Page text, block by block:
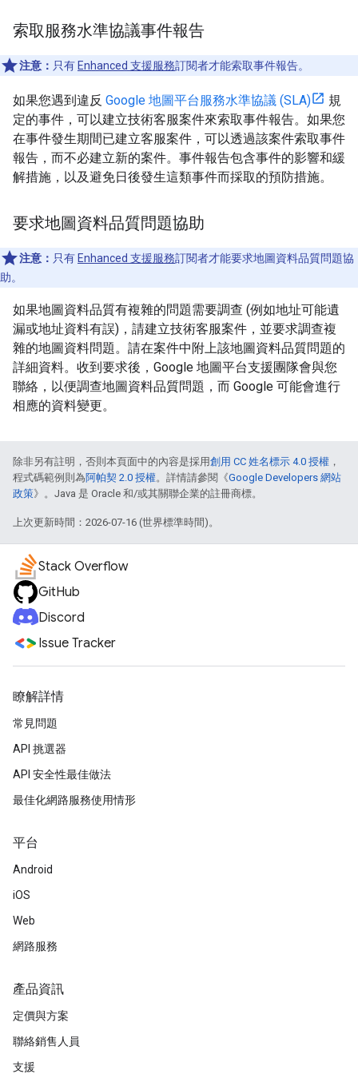
索取服務水準協議事件報告
注意： 只有 Enhanced 支援服務訂閱者才能索取事件報告。
如果您遇到違反 Google 地圖平台服務水準協議 (SLA)
規
定的事件，可以建立技術客服案件來索取事件報告。如果您
在事件發生期間已建立客服案件，可以透過該案件索取事件
報告，而不必建立新的案件。事件報告包含事件的影響和緩
解措施，以及避免日後發生這類事件而採取的預防措施。
要求地圖資料品質問題協助
注意： 只有 Enhanced 支援服務訂閱者才能要求地圖資料品質問題協
助。
如果地圖資料品質有複雜的問題需要調查 (例如地址可能遺
漏或地址資料有誤)，請建立技術客服案件，並要求調查複
雜的地圖資料問題。請在案件中附上該地圖資料品質問題的
詳細資料。收到要求後，Google 地圖平台支援團隊會與您
聯絡，以便調查地圖資料品質問題，而 Google 可能會進行
相應的資料變更。
除非另有註明，否則本頁面中的內容是採用創用 CC 姓名標示 4.0 授權 ，
程式碼範例則為阿帕契 2.0 授權。詳情請參閱《Google Developers 網站
政策》。Java 是 Oracle 和/或其關聯企業的註冊商標。
上次更新時間：2026-07-16 (世界標準時間)。
Stack Overflow
GitHub
Discord
Issue Tracker
瞭解詳情
常見問題
API 挑選器
API 安全性最佳做法
最佳化網路服務使用情形
平台
Android
iOS
Web
網路服務
產品資訊
定價與方案
聯絡銷售人員
支援